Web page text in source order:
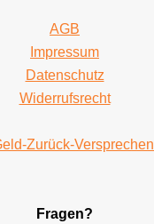
AGB
Impressum
Datenschutz
Widerrufsrecht
Zurück-Versprechen
Fragen?